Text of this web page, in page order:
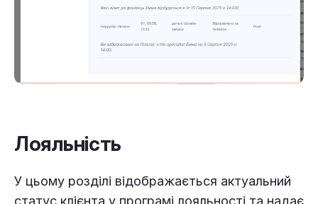
Лояльність
У цьому розділі відображається актуальний
статус клієнта у програмі лояльності та надає